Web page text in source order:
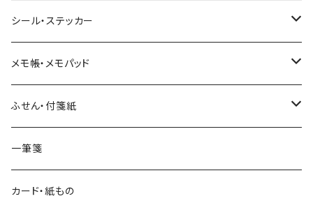
ヨハク
和紙
透明クリア
Hutte paper works （プロペラスタジオ）
ネクタイ
透明クリアテープ
柄・モチーフで選ぶ（マステ）
シール・ステッカー
フレークシール
パピアプラッツ（作家もの）
ヨハク
ステッカーシール
マインドウェイブ
田村美紀
立体シール
メモ帳・メモパッド
ヨハク
HUTTE PAPER WORKS
表現社（作家もの）
ふせん・付箋紙
ヨハク
HUTTE PAPER WORKS
一筆箋
カード・紙もの